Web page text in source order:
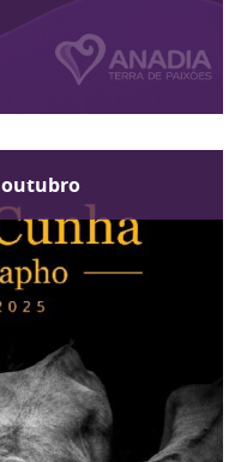
outubro